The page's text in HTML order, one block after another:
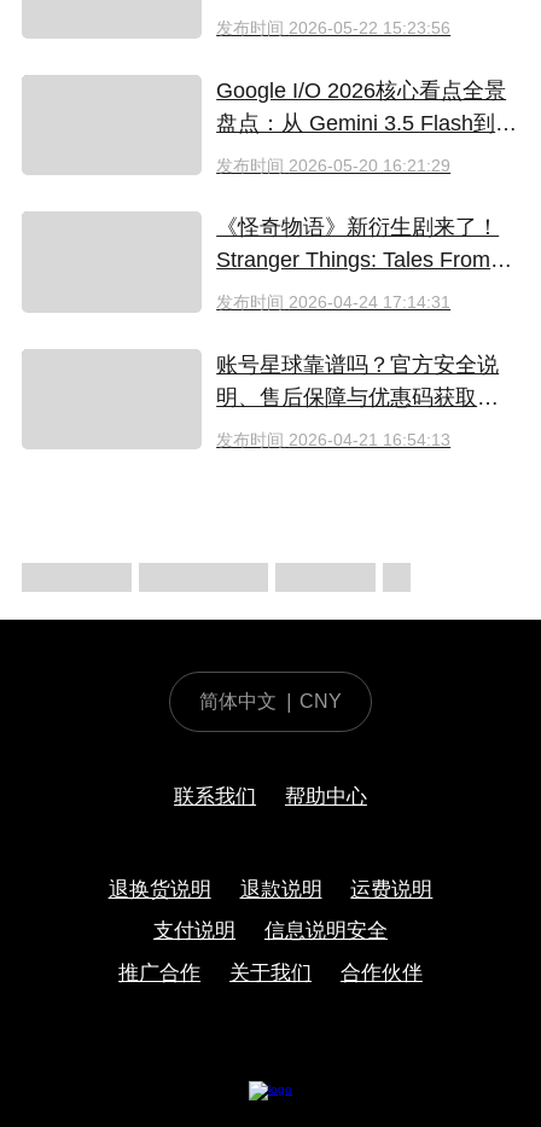
（2026）
发布时间 2026-05-22 15:23:56
Google I/O 2026核心看点全景
盘点：从 Gemini 3.5 Flash到全
新AI智能体生态
发布时间 2026-05-20 16:21:29
《怪奇物语》新衍生剧来了！
Stranger Things: Tales From
'85 好看吗？附奈飞拼车低价观
发布时间 2026-04-24 17:14:31
账号星球靠谱吗？官方安全说
明、售后保障与优惠码获取指
南（2026）
发布时间 2026-04-21 16:54:13
简体中文 CNY
联系我们 帮助中心
退换货说明 退款说明
运费说明
支付说明
信息说明安全
推广合作
关于我们 合作伙伴